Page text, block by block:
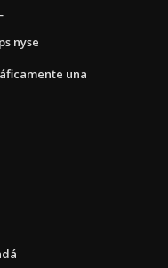
nyse
una